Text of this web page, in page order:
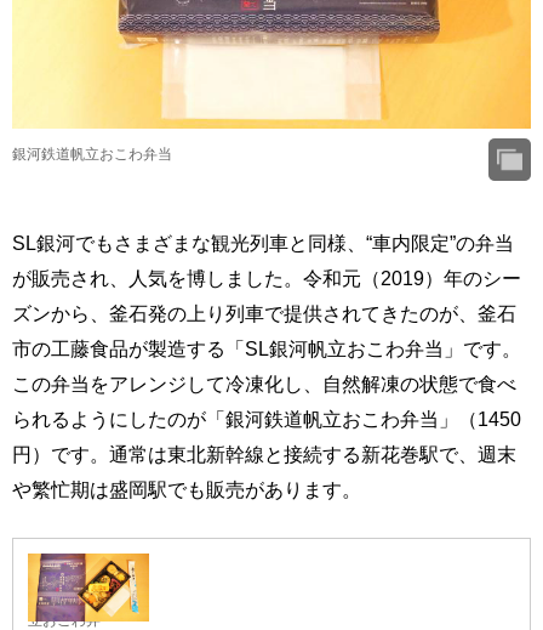
銀河鉄道帆立おこわ弁当
SL銀河でもさまざまな観光列車と同様、“車内限定”の弁当
が販売され、人気を博しました。令和元（2019）年のシー
ズンから、釜石発の上り列車で提供されてきたのが、釜石
市の工藤食品が製造する「SL銀河帆立おこわ弁当」です。
この弁当をアレンジして冷凍化し、自然解凍の状態で食べ
られるようにしたのが「銀河鉄道帆立おこわ弁当」（1450
円）です。通常は東北新幹線と接続する新花巻駅で、週末
や繁忙期は盛岡駅でも販売があります。
銀河鉄道帆
立おこわ弁